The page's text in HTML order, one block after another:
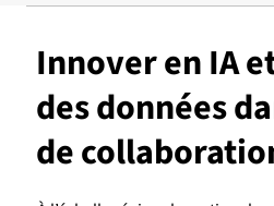
Innover en IA
des données
de